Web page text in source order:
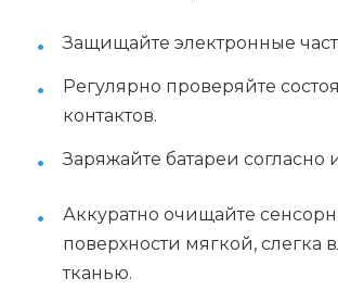
Защищайте электронные
Регулярно проверяйте
контактов.
Заряжайте батареи согласно
Аккуратно очищайте
поверхности мягкой, слегка
тканью.